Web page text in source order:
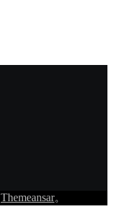
Themeansar。